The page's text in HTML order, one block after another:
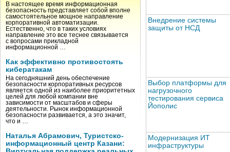
В настоящее время информационная
безопасность представляет собой вполне
самостоятельное мощное направление
корпоративной автоматизации.
Естественно, что в таких условиях
направление это все теснее связывается
с вопросами прикладной
информационной …
Как эффективно противостоять
кибератакам
На сегодняшний день обеспечение
безопасности корпоративных ресурсов
является одной из наиболее приоритетных
целей для любой компании вне
зависимости от масштабов и сферы
деятельности. Рынок информационной
безопасности развивается, а это значит,
что и …
Наталья Абрамович, Туристско-
информационный центр Казани:
Внедрение системы
защиты от НСД
Выбор платформы для
нагрузочного
тестирования сервиса
Йополис
Модернизация ИТ
инфраструктуры